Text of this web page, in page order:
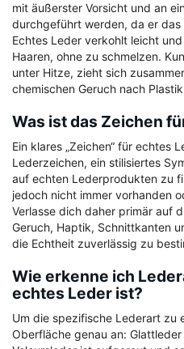
mit äußerster Vorsicht und an
durchgeführt werden, da er
Echtes Leder verkohlt leicht
Haaren, ohne zu schmelzen.
unter Hitze, zieht sich
chemischen Geruch nach
Was ist das Zeichen
Ein klares „Zeichen“ für echtes
Lederzeichen, ein stilisiertes
auf echten Lederprodukten zu
jedoch nicht immer vorhanden
Verlasse dich daher primär auf
Geruch, Haptik, Schnittkanten
die Echtheit zuverlässig zu
Wie erkenne ich
echtes Leder ist?
Um die spezifische Lederart zu
Oberfläche genau an: